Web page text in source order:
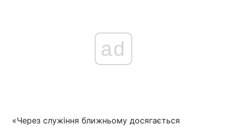
ad
«Через служіння ближньому досягається